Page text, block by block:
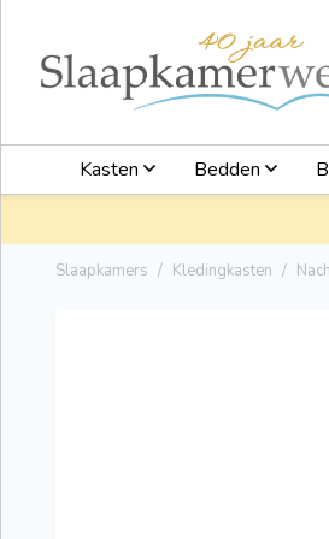
Kasten Bedden
Slaapkamers Kledingkasten